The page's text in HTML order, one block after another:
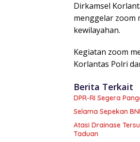
Dirkamsel
menggelar zoom
kewilayahan.
Kegiatan zoom
Korlantas Polri
Berita Terkait
DPR-RI Segera
Selama Sepekan
Atasi Drainase
Taduan